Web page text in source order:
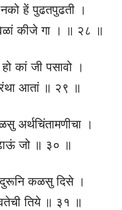
हें पुढतपुढती ।
कीजे गा । ॥ २८ ॥
कां जी पसावो ।
आतां ॥ २९ ॥
अर्थचिंतामणीचा ।
जो ॥ ३० ॥
कळसु दिसे ।
तिये ॥ ३१ ॥